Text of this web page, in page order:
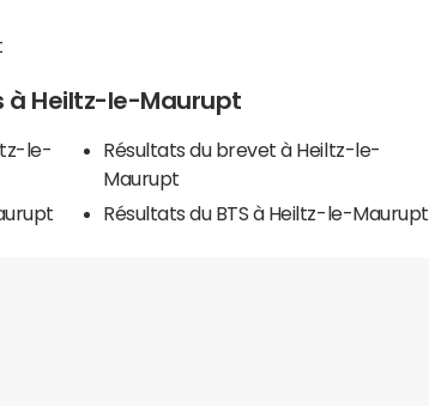
à Heiltz-le-Maurupt
le-
Résultats du brevet à Heiltz-le-
Maurupt
Résultats du BTS à Heiltz-le-Maurupt